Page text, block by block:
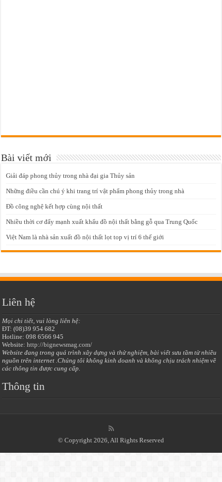
Bài viết mới
Giải đáp phong thủy trong nhà đại gia Thủy sản
Những điều cần chú ý khi trang trí vật phẩm phong thủy trong nhà
Đồ công nghệ kết hợp cùng nội thất
Nhiều thời cơ đẩy mạnh xuất khẩu đồ nội thất bằng gỗ qua Trung Quốc
Việt Nam là nhà sản xuất đồ nội thất lọt top vị trí 6 thế giới
Liên hệ
Mọi chi tiết, vui lòng liên hệ:
ĐT: (08)39 954 682
Hotline: 098 6566 945
Website:http://bignewsmag.com/
Website đang trong quá trình xây dựng và thử nghiệm, bài viết sưu tầm từ nhiều
nguồn trên internet .Chúng tôi không kinh doanh và không chịu trách nhiệm về
các thông tin được cung cấp.
Thông tin
© Copyright 2026, All Rights Reserved